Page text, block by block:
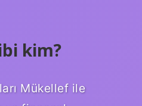
kim?
Mükellef ile